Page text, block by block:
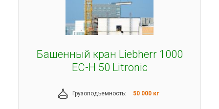
Башенный кран Liebherr 1000
EC-H 50 Litronic
Грузоподъемность: 50 000 кг